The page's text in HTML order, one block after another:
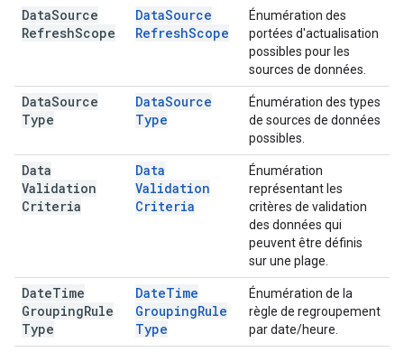
DataSource
RefreshScope
DataSource
RefreshScope
Énumération des
portées d'actualisation
possibles pour les
sources de données.
DataSource
Type
DataSource
Type
Énumération des types
de sources de données
possibles.
Data
Validation
Criteria
Data
Validation
Criteria
Énumération
représentant les
critères de validation
des données qui
peuvent être définis
sur une plage.
DateTime
GroupingRule
Type
DateTime
GroupingRule
Type
Énumération de la
règle de regroupement
par date/heure.